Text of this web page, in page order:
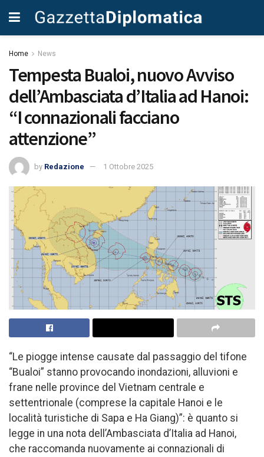
Home News
Tempesta Bualoi, nuovo Avviso
dell’Ambasciata d’Italia ad Hanoi:
“I connazionali facciano
attenzione”
by Redazione 1 Ottobre 2025
“Le piogge intense causate dal passaggio del tifone
“Bualoi” stanno provocando inondazioni, alluvioni e
frane nelle province del Vietnam centrale e
settentrionale (comprese la capitale Hanoi e le
località turistiche di Sapa e Ha Giang)”: è quanto si
legge in una nota dell’Ambasciata d’Italia ad Hanoi,
che raccomanda nuovamente ai connazionali di